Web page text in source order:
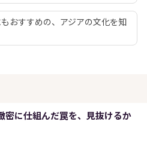
おすすめの、アジアの文化を知
密に仕組んだ罠を、見抜けるか